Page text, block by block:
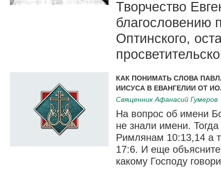
Творчество
благословению
Оптинского,
КАК ПОНИМАТЬ СЛОВА
ИИСУСА В ЕВАНГЕЛИИ ОТ
Cвященник Афанасий Гумеров
На вопрос об имени
не знали имени.
Римлянам 10:13,14 а
17:6. И еще
какому Господу